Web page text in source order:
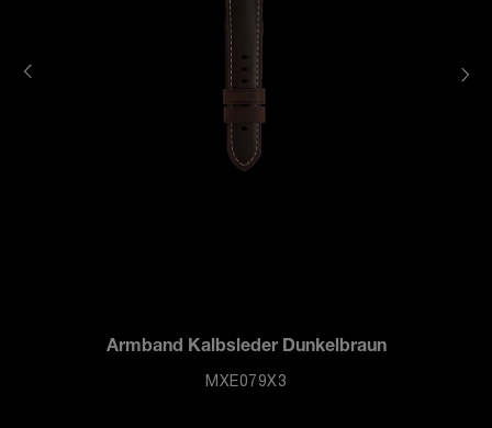
Armband Kalbsleder Dunkelbraun
MXE079X3